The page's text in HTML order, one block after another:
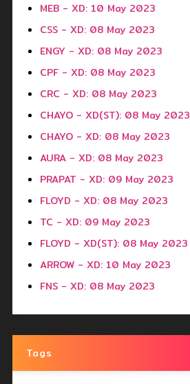
MEB - XD: 10 May 2023
CSS - XD: 08 May 2023
ENGY - XD: 08 May 2023
CPF - XD: 08 May 2023
CRC - XD: 08 May 2023
CHAYO - XD(ST): 08 May 2023
CHAYO - XD: 08 May 2023
AURA - XD: 08 May 2023
PRAPAT - XD: 09 May 2023
FLOYD - XD: 08 May 2023
TC - XD: 09 May 2023
FLOYD - XD(ST): 08 May 2023
ARROW - XD: 10 May 2023
FNS - XD: 08 May 2023
Tags